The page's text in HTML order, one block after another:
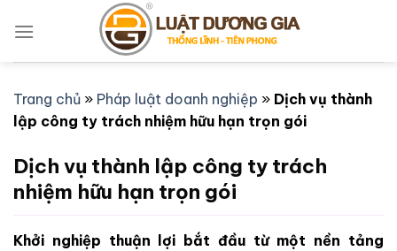
qua
Trang chủ » Pháp luật doanh nghiệp » Dịch vụ thành
lập công ty trách nhiệm hữu hạn trọn gói
Dịch vụ thành lập công ty trách
nhiệm hữu hạn trọn gói
Khởi nghiệp thuận lợi bắt đầu từ một nền tảng